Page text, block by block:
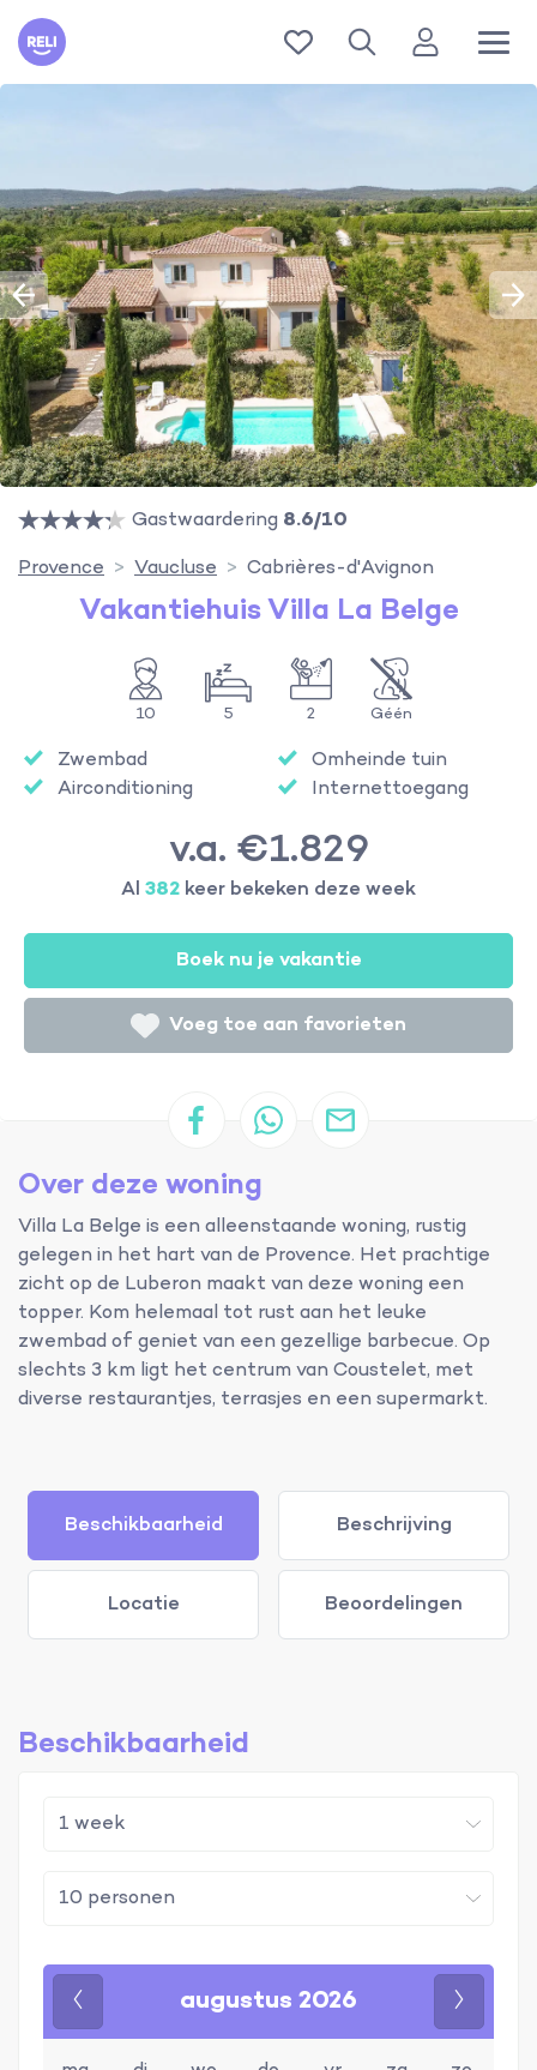
Reli
Gastwaardering 8.6/10
Provence
Vaucluse Cabrières-d'Avignon
Vakantiehuis Villa La Belge
10 5 2 Géén
Zwembad
Airconditioning
Omheinde tuin
Internettoegang
v.a. €1.829
Al 382 keer bekeken deze week
Boek nu je vakantie
Voeg toe aan favorieten
Over deze woning
Villa La Belge is een alleenstaande woning, rustig
gelegen in het hart van de Provence. Het prachtige
zicht op de Luberon maakt van deze woning een
topper. Kom helemaal tot rust aan het leuke
zwembad of geniet van een gezellige barbecue. Op
slechts 3 km ligt het centrum van Coustelet, met
diverse restaurantjes, terrasjes en een supermarkt.
Beschikbaarheid Beschrijving
Locatie Beoordelingen
Beschikbaarheid
augustus 2026